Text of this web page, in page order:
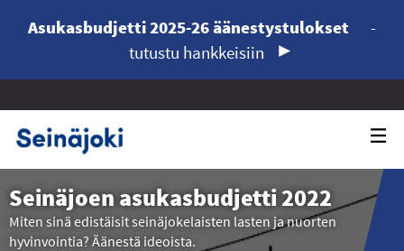
Asukasbudjetti 2025-26 äänestystulokset
-
tutustu hankkeisiin
Seinäjoen asukasbudjetti 2022
Miten sinä edistäisit seinäjokelaisten lasten ja nuorten
hyvinvointia? Äänestä ideoista.